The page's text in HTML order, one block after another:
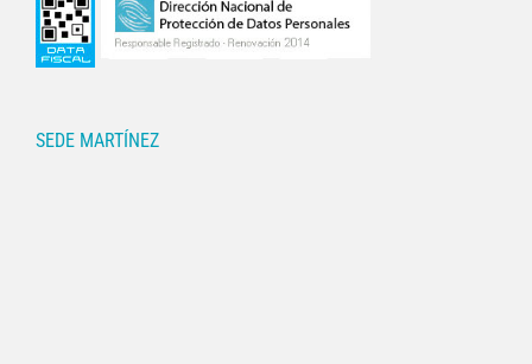
SEDE MARTÍNEZ